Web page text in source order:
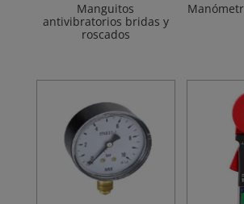
Manguitos
antivibratorios bridas y
roscados